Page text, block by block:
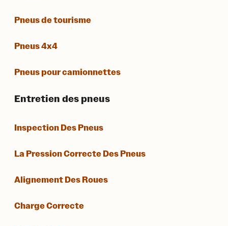
Pneus de tourisme
Pneus 4x4
Pneus pour camionnettes
Entretien des pneus
Inspection Des Pneus
La Pression Correcte Des Pneus
Alignement Des Roues
Charge Correcte